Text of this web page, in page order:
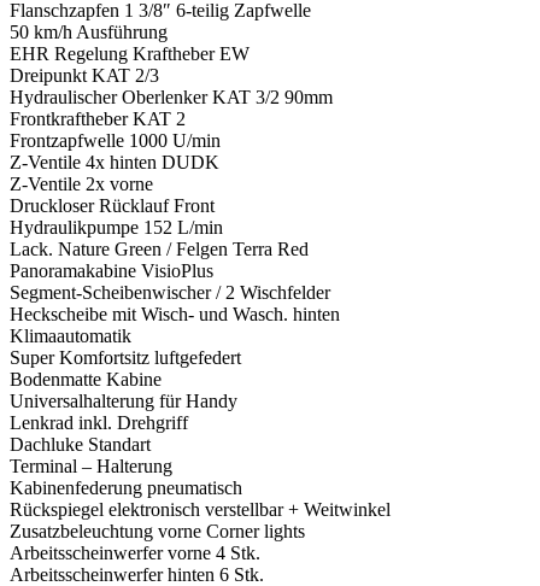
Flanschzapfen 1 3/8″ 6-teilig Zapfwelle
50 km/h Ausführung
EHR Regelung Kraftheber EW
Dreipunkt KAT 2/3
Hydraulischer Oberlenker KAT 3/2 90mm
Frontkraftheber KAT 2
Frontzapfwelle 1000 U/min
Z-Ventile 4x hinten DUDK
Z-Ventile 2x vorne
Druckloser Rücklauf Front
Hydraulikpumpe 152 L/min
Lack. Nature Green / Felgen Terra Red
Panoramakabine VisioPlus
Segment-Scheibenwischer / 2 Wischfelder
Heckscheibe mit Wisch- und Wasch. hinten
Klimaautomatik
Super Komfortsitz luftgefedert
Bodenmatte Kabine
Universalhalterung für Handy
Lenkrad inkl. Drehgriff
Dachluke Standart
Terminal – Halterung
Kabinenfederung pneumatisch
Rückspiegel elektronisch verstellbar + Weitwinkel
Zusatzbeleuchtung vorne Corner lights
Arbeitsscheinwerfer vorne 4 Stk.
Arbeitsscheinwerfer hinten 6 Stk.